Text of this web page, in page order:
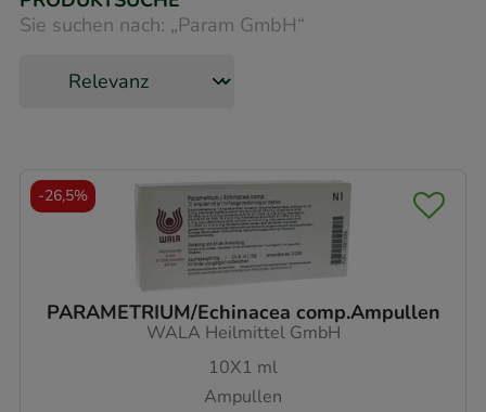
Sie suchen nach: „Param GmbH“
PARAMETRIUM/Echinacea comp.Ampullen
WALA Heilmittel GmbH
10X1 ml
Ampullen
-26,5%